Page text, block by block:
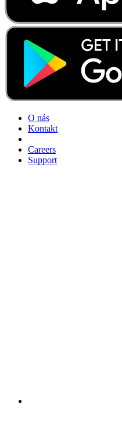
O nás
Kontakt
Careers
Support